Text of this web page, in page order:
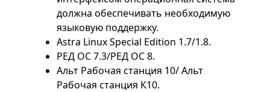
должна обеспечивать необходимую
языковую поддержку.
Astra Linux Special Edition 1.7/1.8.
РЕД ОС 7.3/РЕД ОС 8.
Альт Рабочая станция 10/ Альт
Рабочая станция К10.